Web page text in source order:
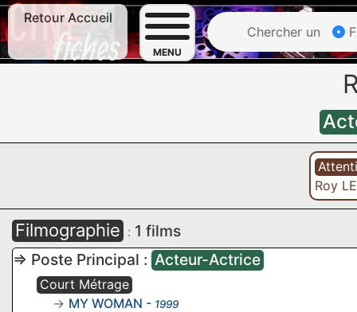
Retour Accueil
MENU
Chercher un
Roy
Filmographie : 1 films
=> Poste Principal : Acteur-Actrice
Court Métrage
MY WOMAN - 1999